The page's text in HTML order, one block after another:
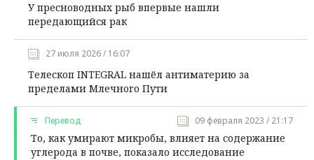
У пресноводных рыб впервые нашли
передающийся рак
27 июля 2026 / 16:07
Телескоп INTEGRAL нашёл антиматерию за
пределами Млечного Пути
Перевод 09 февраля 2023 / 21:17
То, как умирают микробы, влияет на содержание
углерода в почве, показало исследование